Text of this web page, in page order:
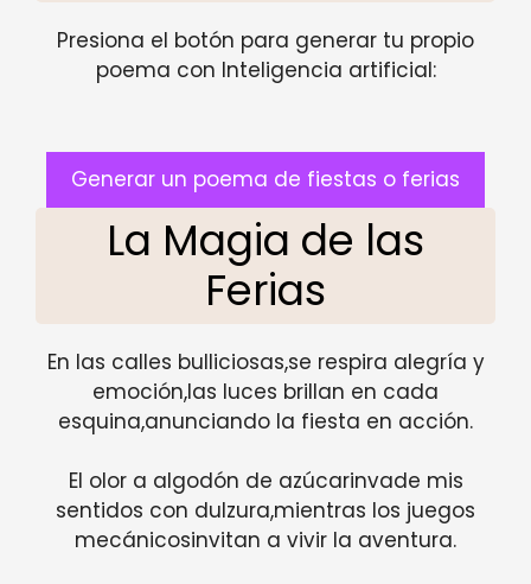
Presiona el botón para generar tu propio
poema con Inteligencia artificial:
Generar un poema de fiestas o ferias
La Magia de las
Ferias
En las calles bulliciosas,se respira alegría y
emoción,las luces brillan en cada
esquina,anunciando la fiesta en acción.
El olor a algodón de azúcarinvade mis
sentidos con dulzura,mientras los juegos
mecánicosinvitan a vivir la aventura.